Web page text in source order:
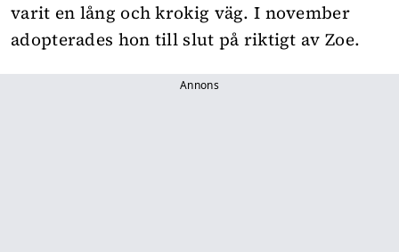
varit en lång och krokig väg. I november
adopterades hon till slut på riktigt av Zoe.
Annons